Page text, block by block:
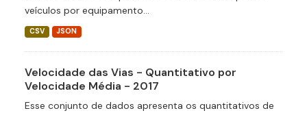
veículos por equipamento...
CSV JSON
Velocidade das Vias - Quantitativo por
Velocidade Média - 2017
Esse conjunto de dados apresenta os quantitativos de